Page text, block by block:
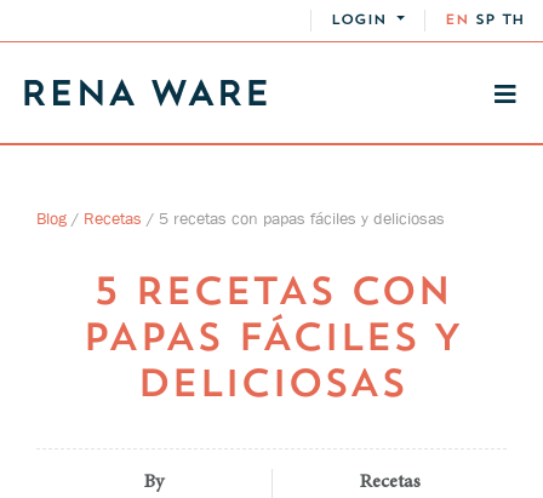
LOGIN EN SP TH
Blog / Recetas / 5 recetas con papas fáciles y deliciosas
5 RECETAS CON
PAPAS FÁCILES Y
DELICIOSAS
By
Recetas